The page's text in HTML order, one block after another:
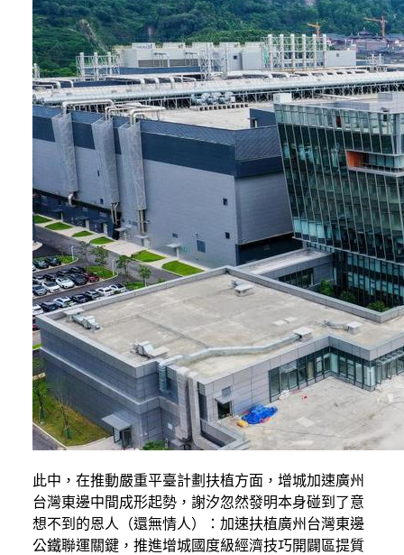
此中，在推動嚴重平臺計劃扶植方面，增城加速廣州
台灣東邊中間成形起勢，謝汐忽然發明本身碰到了意
想不到的恩人（還無情人）：加速扶植廣州台灣東邊
公鐵聯運關鍵，推進增城國度級經濟技巧開闢區提質